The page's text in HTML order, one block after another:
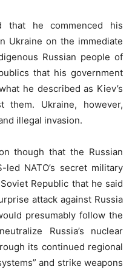
that he commenced his
Ukraine on the immediate
Russian people of
that his government
he described as Kiev’s
them. Ukraine, however,
illegal invasion.
though that the Russian
NATO’s secret military
Republic that he said
attack against Russia
presumably follow the
Russia’s nuclear
its continued regional
and strike weapons